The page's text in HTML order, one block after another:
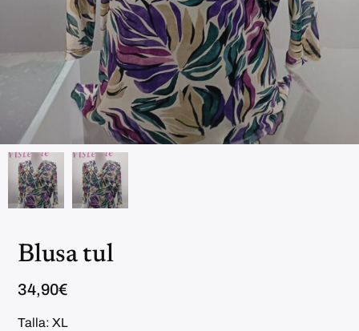
Blusa tul
34,90€
Talla: XL